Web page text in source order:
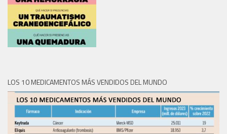
LOS 10 MEDICAMENTOS MÁS VENDIDOS DEL MUNDO